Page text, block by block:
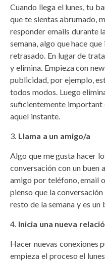
Cuando llega el lunes, tu
que te sientas abrumado,
responder emails durante
semana, algo que hace
retrasado. En lugar de
y elimina. Empieza con
publicidad, por ejemplo,
todos modos. Luego
suficientemente important
aquel instante.
Llama a un amigo/a
Algo que me gusta hacer
conversación con un buen
amigo por teléfono, email
pienso que la
resto de la semana y es un
Inicia una nueva
Hacer nuevas conexiones
empieza el proceso el